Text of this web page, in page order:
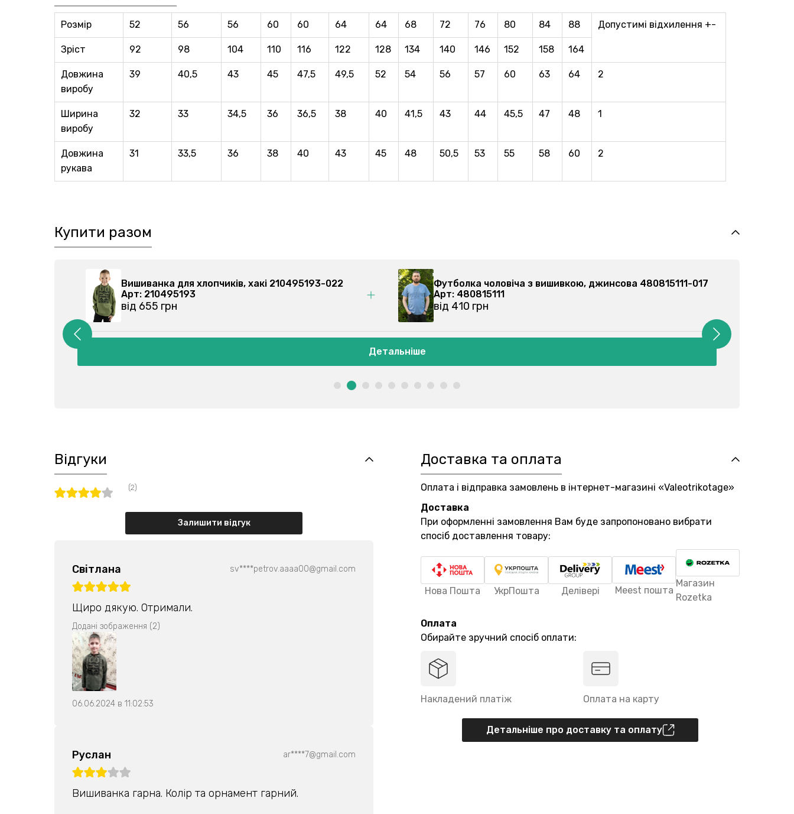
Розмір 52 56 56 60 60 64 64 68 72 76 80 84 88 Допустимі відхилення +-
Зріст 92 98 104 110 116 122 128 134 140 146 152 158 164
Довжина
виробу
39 40,5 43 45 47,5 49,5 52 54 56 57 60 63 64 2
Ширина
виробу
32 33 34,5 36 36,5 38 40 41,5 43 44 45,5 47 48 1
Довжина
рукава
31 33,5 36 38 40 43 45 48 50,5 53 55 58 60 2
Купити разом
Вишиванка для хлопчиків, хакі 210495193-022
Арт: 210495193
від 655 грн
Футболка чоловіча з вишивкою, чорна 480815111-002
Арт: 480815111
від 410 грн
Детальніше
Відгуки
(2)
Залишити відгук
Світлана sv****petrov.aaaa00@gmail.com
Щиро дякую. Отримали.
Додані зображення (2)
06.06.2024 в 11:02:53
Руслан ar****7@gmail.com
Вишиванка гарна. Колір та орнамент гарний.
Доставка та оплата
Оплата і відправка замовлень в інтернет-магазині «Valeotrikotage»
Доставка
При оформленні замовлення Вам буде запропоновано вибрати
спосіб доставлення товару:
Нова Пошта УкрПошта Делівері Meest пошта
Магазин
Rozetka
Оплата
Обирайте зручний спосіб оплати:
Накладений платіж Оплата на карту
Детальніше про доставку та оплату